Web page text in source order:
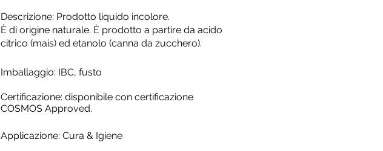
Descrizione: Prodotto liquido incolore.
È di origine naturale. È prodotto a partire da acido
citrico (mais) ed etanolo (canna da zucchero).
Imballaggio: IBC, fusto
Certificazione: disponibile con certificazione
COSMOS Approved.
Applicazione: Cura & Igiene